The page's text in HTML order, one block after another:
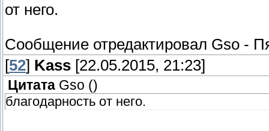
от него.
Сообщение отредактировал Gso -
[52] Kass [22.05.2015, 21:23]
Цитата Gso ()
благодарность от него.